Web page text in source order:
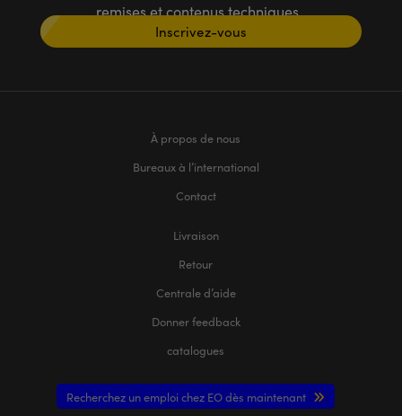
remises et contenus techniques
Inscrivez-vous
À propos de nous
Bureaux à l’international
Contact
Livraison
Retour
Centrale d’aide
Donner feedback
catalogues
Recherchez un emploi chez EO dès maintenant